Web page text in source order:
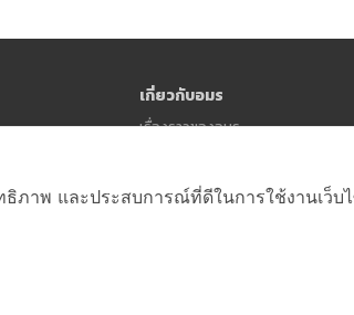
เกี่ยวกับอมร
เรื่องราวของอมร
ธิภาพ และประสบการณ์ที่ดีในการใช้งานเ